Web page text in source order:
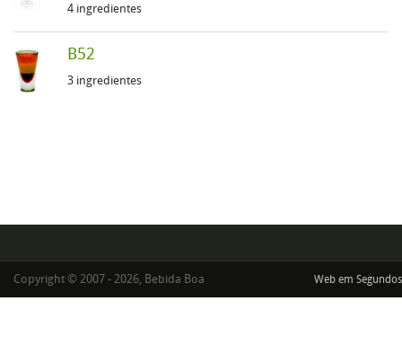
4 ingredientes
B52
3 ingredientes
Copyright © 2007 - 2026, Bebida Boa Web em Segundos